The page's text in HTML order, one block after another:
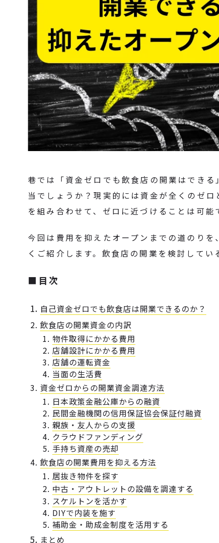
巷では「資金ゼロでも飲食店の開業はでき
当でしょうか？現実的には資金が全くのゼ
を組み合わせて、ゼロに近づけることは可能
今回は費用を抑えたオープンまでの道のり
くご紹介します。飲食店の開業を検討して
■目次
自己資金ゼロでも飲食店は開業できるのか？
飲食店の開業資金の内訳
物件取得にかかる費用
店舗設計にかかる費用
店舗の運転資金
当面の生活費
資金ゼロからの開業資金調達方法
日本政策金融公庫からの融資
民間金融機関の信用保証協会保証付融資
親族・友人からの支援
クラウドファンディング
手持ち資産の売却
飲食店の開業費用を抑える方法
居抜き物件を探す
中古・アウトレットの設備を調達する
スケルトンを活かす
DIYで内装を施す
補助金・助成金制度を活用する
まとめ